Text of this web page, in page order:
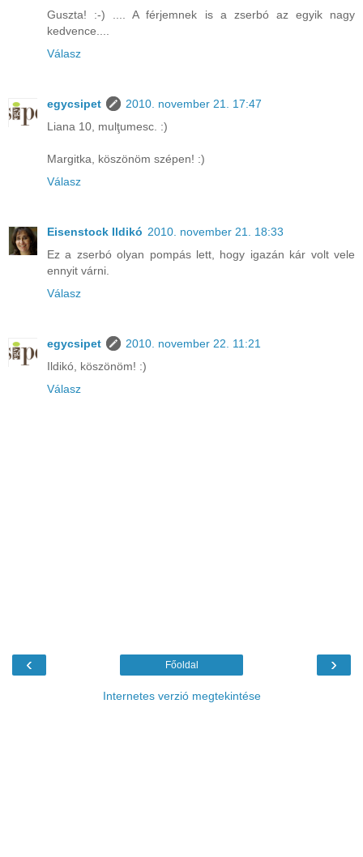
Guszta! :-) .... A férjemnek is a zserbó az egyik nagy
kedvence....
Válasz
egycsipet
2010. november 21. 17:47
Liana 10, mulţumesc. :)
Margitka, köszönöm szépen! :)
Válasz
Eisenstock Ildikó 2010. november 21. 18:33
Ez a zserbó olyan pompás lett, hogy igazán kár volt vele
ennyit várni.
Válasz
egycsipet
2010. november 22. 11:21
Ildikó, köszönöm! :)
Válasz
‹ ›
Főoldal
Internetes verzió megtekintése